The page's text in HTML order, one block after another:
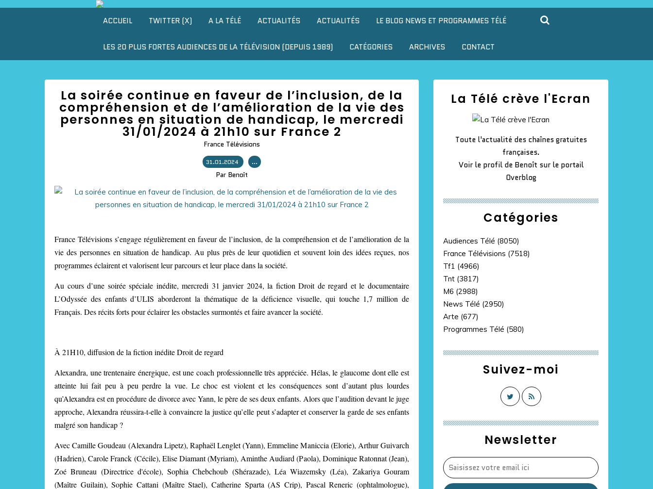
ACCUEIL TWITTER (X) A LA TÉLÉ ACTUALITÉS ACTUALITÉS LE BLOG NEWS ET PROGRAMMES TÉLÉ
LES 20 PLUS FORTES AUDIENCES DE LA TÉLÉVISION (DEPUIS 1989) CATÉGORIES ARCHIVES CONTACT
La soirée continue en faveur de l’inclusion, de la
compréhension et de l’amélioration de la vie des
personnes en situation de handicap, le mercredi
31/01/2024 à 21h10 sur France 2
France Télévisions
31.01.2024 …
Par Benoît
France Télévisions s’engage régulièrement en faveur de l’inclusion, de la compréhension et de l’amélioration de la
vie des personnes en situation de handicap. Au plus près de leur quotidien et souvent loin des idées reçues, nos
programmes éclairent et valorisent leur parcours et leur place dans la société.
Au cours d’une soirée spéciale inédite, mercredi 31 janvier 2024, la fiction Droit de regard et le documentaire
L’Odyssée des enfants d’ULIS aborderont la thématique de la déficience visuelle, qui touche 1,7 million de
Français. Des récits forts pour éclairer les obstacles surmontés et faire avancer la société.
À 21H10, diffusion de la fiction inédite Droit de regard
Alexandra, une trentenaire énergique, est une coach professionnelle très appréciée. Hélas, le glaucome dont elle est
atteinte lui fait peu à peu perdre la vue. Le choc est violent et les conséquences sont d’autant plus lourdes
qu’Alexandra est en procédure de divorce avec Yann, le père de ses deux enfants. Alors que l’audition devant le juge
approche, Alexandra réussira-t-elle à convaincre la justice qu’elle peut s’adapter et conserver la garde de ses enfants
malgré son handicap ?
Avec Camille Goudeau (Alexandra Lipetz), Raphaël Lenglet (Yann), Emmeline Maniccia (Elorie), Arthur Guivarch
(Hadrien), Carole Franck (Cécile), Elise Diamant (Myriam), Aminthe Audiard (Paola), Dominique Ratonnat (Jean),
Zoé Bruneau (Directrice d'école), Sophia Chebchoub (Shérazade), Léa Wiazemsky (Léa), Zakariya Gouram
(Maître Guilain), Sophie Cattani (Maître Stael), Catherine Sparta (AS Crip), Pascal Reneric (ophtalmologue),
Newsletter
Catégories
Audiences Télé (8050)
France Télévisions (7518)
Tf1 (4966)
Tnt (3817)
M6 (2988)
News Télé (2950)
Arte (677)
Programmes Télé (580)
La Télé crève l'Ecran
Toute l'actualité des chaînes gratuites
françaises.
Voir le profil de Benoît sur le portail
Overblog
Suivez-moi